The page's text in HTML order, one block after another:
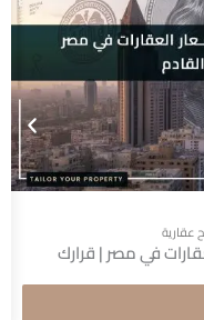
عقارية
في مصر | قرارك